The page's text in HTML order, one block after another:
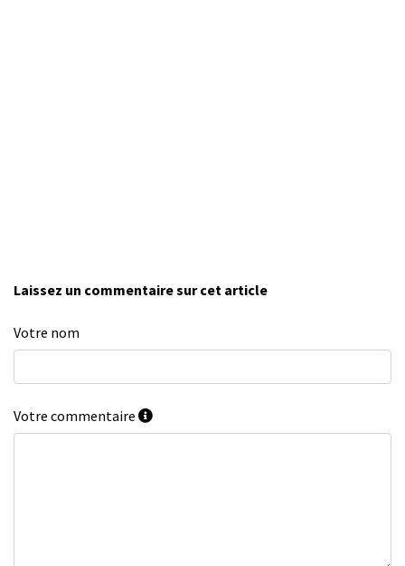
Laissez un commentaire sur cet article
Votre nom
Votre commentaire